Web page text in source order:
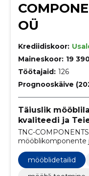
OÜ
Krediidiskoor:
Maineskoor: 19
Töötajaid: 126
Prognooskäive
Täiuslik
kvaliteedi ja
TNC-COMPONENTS OÜ toodab
mööblikomponente
usaldusväärset
ning kliendipõhist
mööblidetailid